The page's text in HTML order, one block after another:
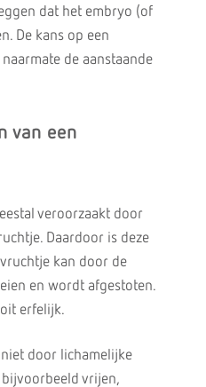
dat het embryo (of
De kans op een
de aanstaande
van een
veroorzaakt door
Daardoor is deze
kan door de
en wordt afgestoten.
erfelijk.
door lichamelijke
vrijen,